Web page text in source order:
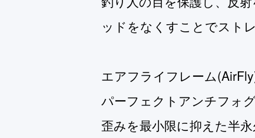
ッドをなくすことでスト
エアフライフレーム
パーフェクトアンチフォ
歪みを最小限に抑えた半